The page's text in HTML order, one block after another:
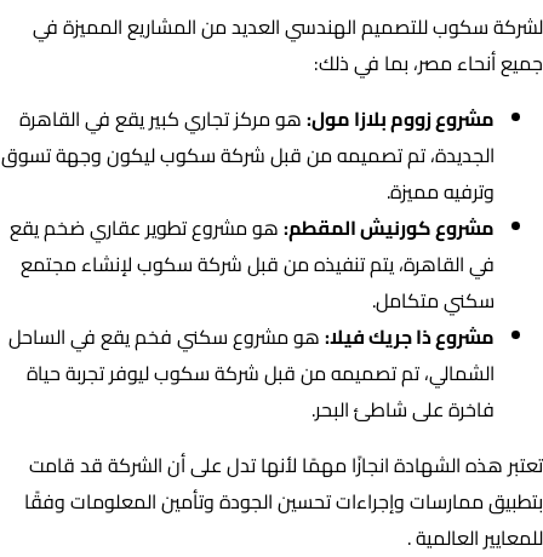
لشركة سكوب للتصميم الهندسي العديد من المشاريع المميزة في
جميع أنحاء مصر، بما في ذلك:
مشروع زووم بلازا مول:هو مركز تجاري كبير يقع في القاهرة
الجديدة، تم تصميمه من قبل شركة سكوب ليكون وجهة تسوق
وترفيه مميزة.
مشروع كورنيش المقطم:هو مشروع تطوير عقاري ضخم يقع
في القاهرة، يتم تنفيذه من قبل شركة سكوب لإنشاء مجتمع
سكني متكامل.
مشروع ذا جريك فيلا:هو مشروع سكني فخم يقع في الساحل
الشمالي، تم تصميمه من قبل شركة سكوب ليوفر تجربة حياة
فاخرة على شاطئ البحر.
تعتبر هذه الشهادة انجازًا مهمًا لأنها تدل على أن الشركة قد قامت
بتطبيق ممارسات وإجراءات تحسين الجودة وتأمين المعلومات وفقًا
للمعايير العالمية .